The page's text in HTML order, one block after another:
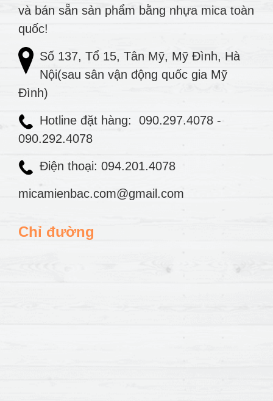
và bán sẵn sản phẩm bằng nhựa mica toàn
quốc!
Số 137, Tổ 15, Tân Mỹ, Mỹ Đình, Hà
Nội(sau sân vận động quốc gia Mỹ
Đình)
Hotline đặt hàng: 090.297.4078 -
090.292.4078
Điện thoại: 094.201.4078
micamienbac.com@gmail.com
Chỉ đường